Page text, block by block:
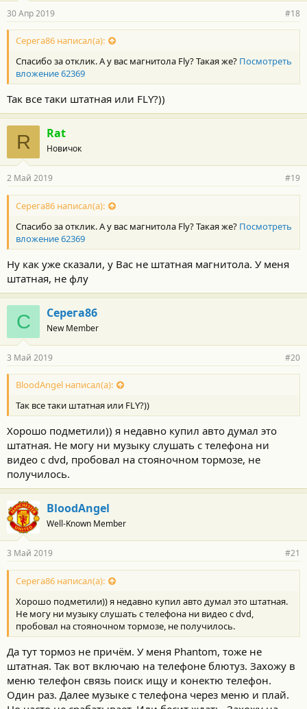
30 Апр 2019 #18
Серега86 написал(а):
Спасибо за отклик. А у вас магнитола Fly? Такая же? Посмотреть
вложение 62369
Так все таки штатная или FLY?))
R Rat
Новичок
2 Май 2019 #19
Серега86 написал(а):
Спасибо за отклик. А у вас магнитола Fly? Такая же? Посмотреть
вложение 62369
Ну как уже сказали, у Вас не штатная магнитола. У меня
штатная, не флу
С Серега86
New Member
3 Май 2019 #20
BloodAngel написал(а):
Так все таки штатная или FLY?))
Хорошо подметили)) я недавно купил авто думал это
штатная. Не могу ни музыку слушать с телефона ни
видео с dvd, пробовал на стояночном тормозе, не
получилось.
BloodAngel
Well-Known Member
3 Май 2019 #21
Серега86 написал(а):
Хорошо подметили)) я недавно купил авто думал это штатная.
Не могу ни музыку слушать с телефона ни видео с dvd,
пробовал на стояночном тормозе, не получилось.
Да тут тормоз не причём. У меня Phantom, тоже не
штатная. Так вот включаю на телефоне блютуз. Захожу в
меню телефон связь поиск ищу и конектю телефон.
Один раз. Далее музыке с телефона через меню и плай.